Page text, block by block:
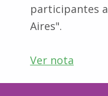
participantes
Aires".
Ver nota
Volver a la navegación principal